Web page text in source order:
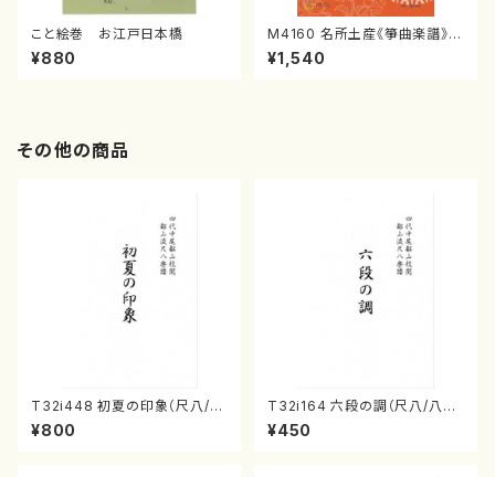
こと絵巻 お江戸日本橋
¥880
M4160 名所土産《箏曲楽譜》
（箏/宮城喜代子・宮城数江著・
宮城宗家監修/箏曲古典楽譜）
¥1,540
その他の商品
T32i448 初夏の印象（尺八/久
本玄智/楽譜）都山流公刊楽譜曲
番:2155
¥800
T32i164 六段の調（尺八/八橋
検校/楽譜）都山流公刊楽譜曲
番:1016
¥450